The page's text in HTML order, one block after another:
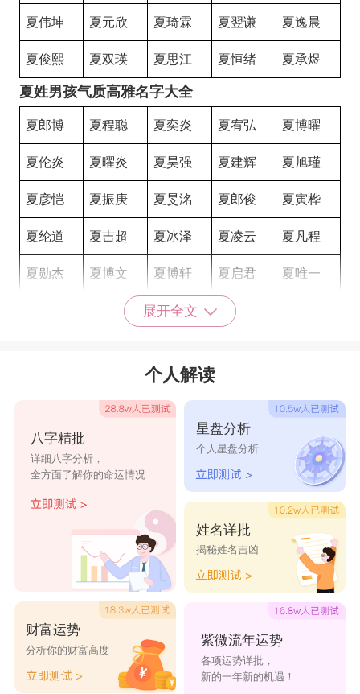
夏伟坤 夏元欣 夏琦霖 夏翌谦 夏逸晨
夏俊熙 夏双瑛 夏思江 夏恒绪 夏承煜
夏姓男孩气质高雅名字大全
夏郎博 夏程聪 夏奕炎 夏宥弘 夏博曜
夏伦炎 夏曜炎 夏昊强 夏建辉 夏旭瑾
夏彦恺 夏振庚 夏旻洺 夏郎俊 夏寅桦
夏纶道 夏吉超 夏冰泽 夏凌云 夏凡程
夏勋杰 夏博文 夏博轩 夏启君 夏唯一
夏嘉恺 夏坤铠 夏雨峰
夏春达
展开全文
个人解读
八字精批
详细八字分析，
全方面了解你的命运情况
财富运势
分析你的财富高度
星盘分析
个人星盘分析
姓名详批
揭秘姓名吉凶
紫微流年运势
各项运势详批，
新的一年新的机遇！